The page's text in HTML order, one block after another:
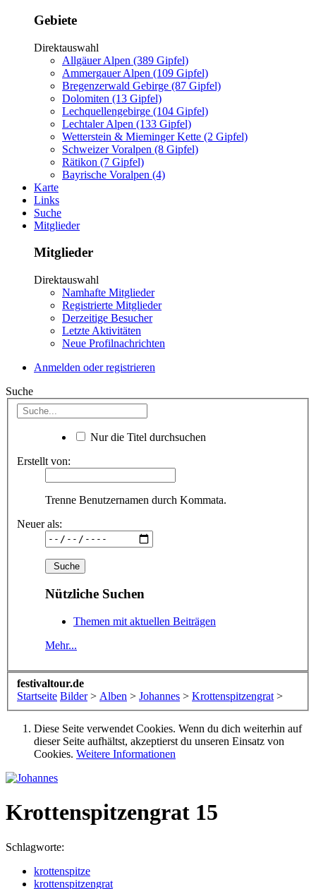
Gebiete
Direktauswahl
Allgäuer Alpen (389 Gipfel)
Ammergauer Alpen (109 Gipfel)
Bregenzerwald Gebirge (87 Gipfel)
Dolomiten (13 Gipfel)
Lechquellengebirge (104 Gipfel)
Lechtaler Alpen (133 Gipfel)
Wetterstein & Mieminger Kette (2 Gipfel)
Schweizer Voralpen (8 Gipfel)
Rätikon (7 Gipfel)
Bayrische Voralpen (4)
Karte
Links
Suche
Mitglieder
Mitglieder
Direktauswahl
Namhafte Mitglieder
Registrierte Mitglieder
Derzeitige Besucher
Letzte Aktivitäten
Neue Profilnachrichten
Anmelden oder registrieren
Suche
Nur die Titel durchsuchen
Erstellt von:
Trenne Benutzernamen durch Kommata.
Neuer als:
Nützliche Suchen
Themen mit aktuellen Beiträgen
Mehr...
festivaltour.de
Startseite Bilder > Alben > Johannes > Krottenspitzengrat >
Diese Seite verwendet Cookies. Wenn du dich weiterhin auf
dieser Seite aufhältst, akzeptierst du unseren Einsatz von
Cookies. Weitere Informationen
Krottenspitzengrat 15
Schlagworte:
krottenspitze
krottenspitzengrat